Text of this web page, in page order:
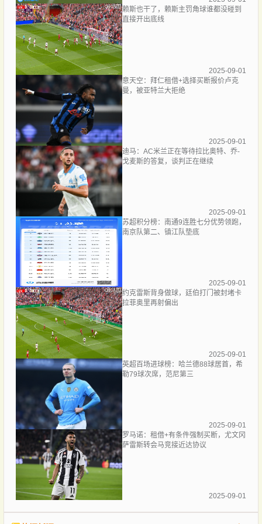
赖斯也干了，赖斯主罚角球谁都没碰到
直接开出底线
2025-09-01
意天空：拜仁租借+选择买断报价卢克
曼，被亚特兰大拒绝
2025-09-01
迪马：AC米兰正在等待拉比奥特、乔-
戈麦斯的答复，谈判正在继续
2025-09-01
苏超积分榜：南通9连胜七分优势领跑，
南京队第二、镇江队垫底
2025-09-01
约克雷斯背身做球，廷伯打门被封堵卡
拉菲奥里再射偏出
2025-09-01
英超百场进球榜：哈兰德88球居首，希
勒79球次席，范尼第三
2025-09-01
罗马诺：租借+有条件强制买断，尤文冈
萨雷斯转会马竞接近达协议
2025-09-01